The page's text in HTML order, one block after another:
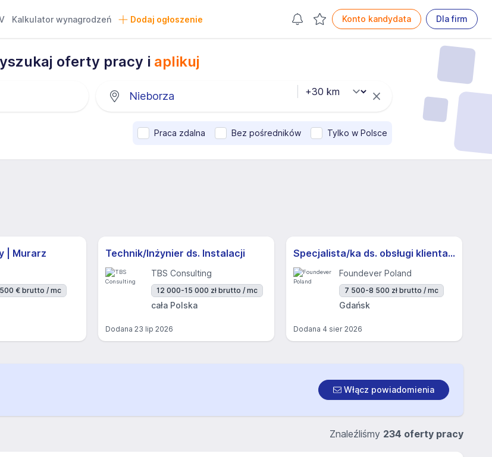
Kalkulator wynagrodzeń Dodaj ogłoszenie Konto kandydata Dla firm
oferty pracy i aplikuj
Praca zdalna Bez pośredników Tylko w Polsce
| Murarz
€ brutto / mc
Technik/Inżynier ds. Instalacji
TBS Consulting
12 000-15 000 zł brutto / mc
cała Polska
Dodana 23 lip 2026
Specjalista/ka ds. obsługi klienta z j.niemieckim
Foundever Poland
7 500-8 500 zł brutto / mc
Gdańsk
Dodana 4 sier 2026
Włącz powiadomienia
Znaleźliśmy 234 oferty pracy